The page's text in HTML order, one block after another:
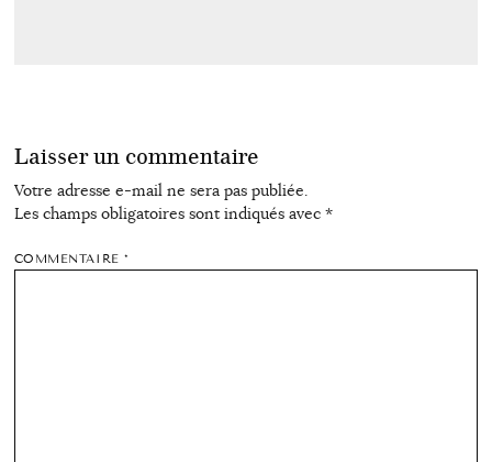
Laisser un commentaire
Votre adresse e-mail ne sera pas publiée.
Les champs obligatoires sont indiqués avec *
COMMENTAIRE*